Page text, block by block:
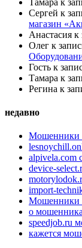
Сергей к
магазин
Анастасия к
Олег к
Гость к
Тамара к
Регина к
недавно
Мошенники
alpivela.com
device-
import-
Мошенники
о
speedjob.ru
кажется